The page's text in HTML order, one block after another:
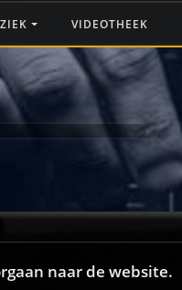
VIDEOTHEEK
naar de website.